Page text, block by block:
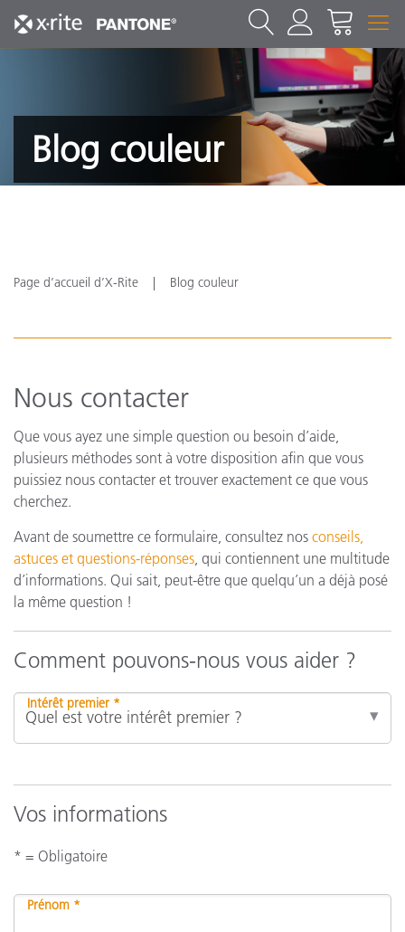
Blog couleur
Page d’accueil d’X-Rite Blog couleur
Nous contacter
Que vous ayez une simple question ou besoin d’aide,
plusieurs méthodes sont à votre disposition afin que vous
puissiez nous contacter et trouver exactement ce que vous
cherchez.
Avant de soumettre ce formulaire, consultez nos conseils,
astuces et questions-réponses, qui contiennent une multitude
d’informations. Qui sait, peut-être que quelqu’un a déjà posé
la même question !
Comment pouvons-nous vous aider ?
Intérêt premier *
Vos informations
* = Obligatoire
Prénom *